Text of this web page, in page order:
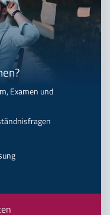
Examen und